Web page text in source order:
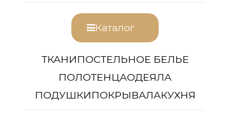
Каталог
ТКАНИПОСТЕЛЬНОЕ БЕЛЬЕ
ПОЛОТЕНЦАОДЕЯЛА
ПОДУШКИПОКРЫВАЛАКУХНЯ